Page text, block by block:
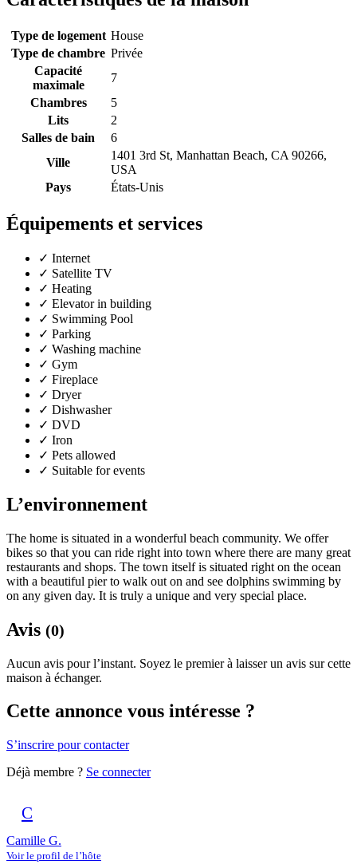
Type de logement House
Type de chambre Privée
Capacité
maximale
7
Chambres
5
Lits
2
Salles de bain
6
Ville
1401 3rd St, Manhattan Beach, CA 90266,
USA
Pays
États-Unis
Équipements et services
✓ Internet
✓ Satellite TV
✓ Heating
✓ Elevator in building
✓ Swimming Pool
✓ Parking
✓ Washing machine
✓ Gym
✓ Fireplace
✓ Dryer
✓ Dishwasher
✓ DVD
✓ Iron
✓ Pets allowed
✓ Suitable for events
L’environnement
The home is situated in a wonderful beach community. We offer
bikes so that you can ride right into town where there are many great
restaurants and shops. The town itself is situated right on the ocean
with a beautiful pier to walk out on and see dolphins swimming by
on any given day. It is truly a unique and very special place.
Avis (0)
Aucun avis pour l’instant. Soyez le premier à laisser un avis sur cette
maison à échanger.
Cette annonce vous intéresse ?
S’inscrire pour contacter
Déjà membre ? Se connecter
C
Camille G.
Voir le profil de l’hôte